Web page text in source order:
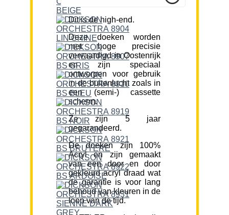
Dit is de high-end.
Deze doeken worden
met hoge precisie
vervaardigd in Oostenrijk
en zijn speciaal
ontworpen voor gebruik
in de buitenlucht zoals in
een (semi-) cassette
scherm.
Ze zijn 5 jaar
gegarandeerd.
De doeken zijn 100%
Acryl en zijn gemaakt
van een door en door
gekleurd acryl draad wat
de garantie is voor lang
behoud van kleuren in de
loop van de tijd.